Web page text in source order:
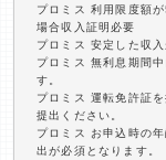
プロミス 利用限度額
場合収入証明必要
プロミス 安定した収
プロミス 無利息期間
す。
プロミス 運転免許証
提出ください。
プロミス お申込時の
出が必須となります。